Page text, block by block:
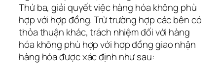
Thứ ba, giải quyết việc hàng hóa không phù
hợp với hợp đồng. Trừ trường hợp các bên có
thỏa thuận khác, trách nhiệm đối với hàng
hóa không phù hợp với hợp đồng giao nhận
hàng hóa được xác định như sau: